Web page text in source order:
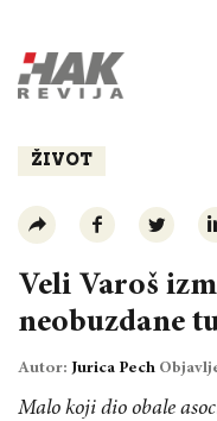
Razgovori
ŽIVOT
Veli Varoš
neobuzdane
Autor: Jurica Pech
Malo koji dio obale